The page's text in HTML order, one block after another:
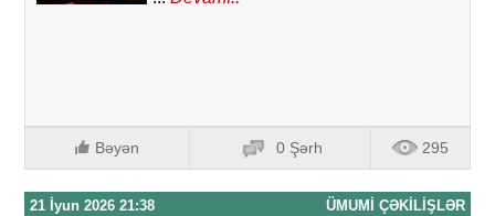
Bəyən 0 Şərh 295
21 İyun 2026 21:38 ÜMUMI ÇƏKILIŞLƏR